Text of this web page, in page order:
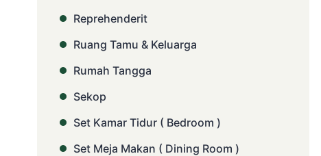
Reprehenderit
Ruang Tamu & Keluarga
Rumah Tangga
Sekop
Set Kamar Tidur ( Bedroom )
Set Meja Makan ( Dining Room )